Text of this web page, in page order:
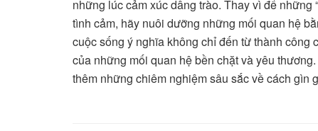
những lúc cảm xúc dâng trào. Thay vì để
tình cảm, hãy nuôi dưỡng những mối quan hệ
cuộc sống ý nghĩa không chỉ đến từ thành
của những mối quan hệ bền chặt và yêu
thêm những chiêm nghiệm sâu sắc về cách gìn